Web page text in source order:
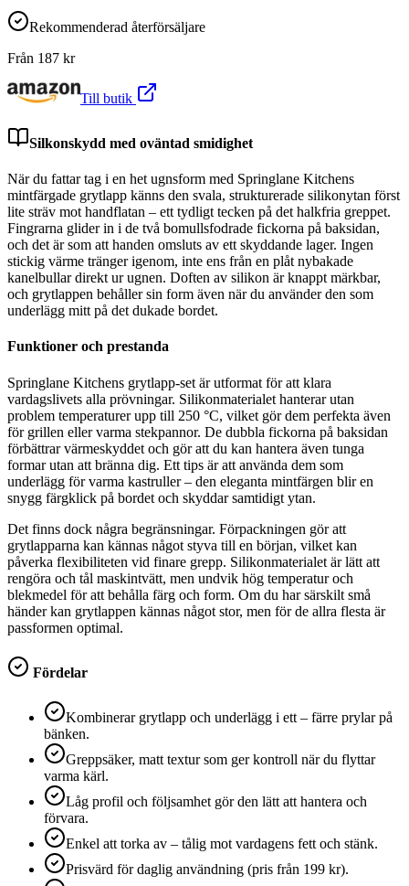
Rekommenderad återförsäljare
Från 187 kr
Till butik
Silkonskydd med oväntad smidighet
När du fattar tag i en het ugnsform med Springlane Kitchens
mintfärgade grytlapp känns den svala, strukturerade silikonytan först
lite sträv mot handflatan – ett tydligt tecken på det halkfria greppet.
Fingrarna glider in i de två bomullsfodrade fickorna på baksidan,
och det är som att handen omsluts av ett skyddande lager. Ingen
stickig värme tränger igenom, inte ens från en plåt nybakade
kanelbullar direkt ur ugnen. Doften av silikon är knappt märkbar,
och grytlappen behåller sin form även när du använder den som
underlägg mitt på det dukade bordet.
Funktioner och prestanda
Springlane Kitchens grytlapp-set är utformat för att klara
vardagslivets alla prövningar. Silikonmaterialet hanterar utan
problem temperaturer upp till 250 °C, vilket gör dem perfekta även
för grillen eller varma stekpannor. De dubbla fickorna på baksidan
förbättrar värmeskyddet och gör att du kan hantera även tunga
formar utan att bränna dig. Ett tips är att använda dem som
underlägg för varma kastruller – den eleganta mintfärgen blir en
snygg färgklick på bordet och skyddar samtidigt ytan.
Det finns dock några begränsningar. Förpackningen gör att
grytlapparna kan kännas något styva till en början, vilket kan
påverka flexibiliteten vid finare grepp. Silikonmaterialet är lätt att
rengöra och tål maskintvätt, men undvik hög temperatur och
blekmedel för att behålla färg och form. Om du har särskilt små
händer kan grytlappen kännas något stor, men för de allra flesta är
passformen optimal.
Fördelar
Kombinerar grytlapp och underlägg i ett – färre prylar på
bänken.
Greppsäker, matt textur som ger kontroll när du flyttar
varma kärl.
Låg profil och följsamhet gör den lätt att hantera och
förvara.
Enkel att torka av – tålig mot vardagens fett och stänk.
Prisvärd för daglig användning (pris från 199 kr).